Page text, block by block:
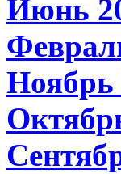
Июнь
Ноябрь